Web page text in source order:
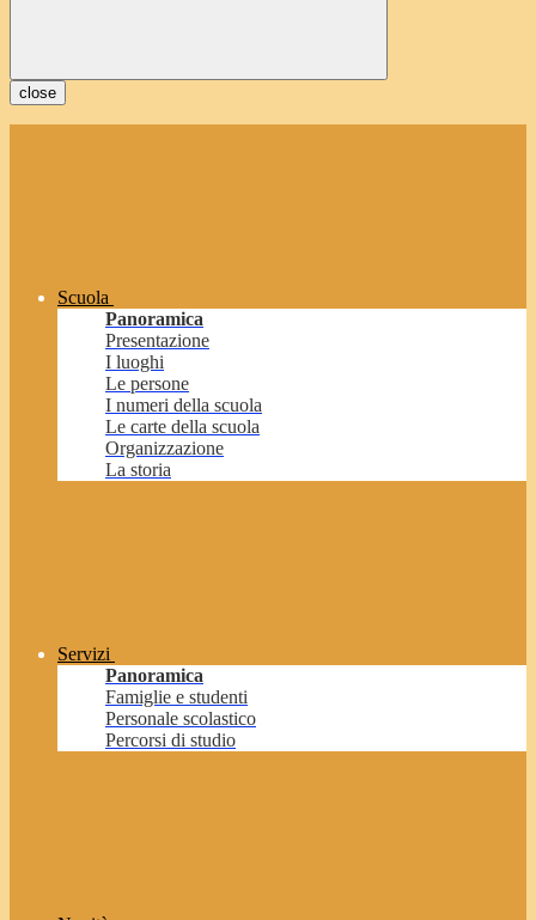
close
Scuola
Panoramica
Presentazione
I luoghi
Le persone
I numeri della scuola
Le carte della scuola
Organizzazione
La storia
Servizi
Panoramica
Famiglie e studenti
Personale scolastico
Percorsi di studio